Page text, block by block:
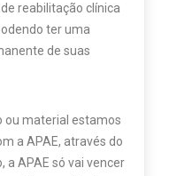
reabilitação clínica
ter uma
de suas
ou material estamos
a APAE, através do
a APAE só vai vencer